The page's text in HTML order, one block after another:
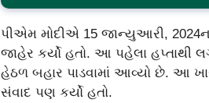
પીએમ મોદીએ 15 જાન્યુઆરી, 2024ના
જાહેર કર્યો હતો. આ પહેલા
હેઠળ બહાર પાડવામાં આવ્યો છે. આ
સંવાદ પણ કર્યો હતો.